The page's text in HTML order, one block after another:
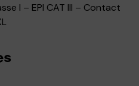
I – EPI CAT III – Contact